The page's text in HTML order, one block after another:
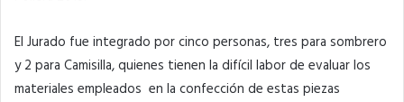
El Jurado fue integrado por cinco personas, tres para sombrero
y 2 para Camisilla, quienes tienen la difícil labor de evaluar los
materiales empleados en la confección de estas piezas